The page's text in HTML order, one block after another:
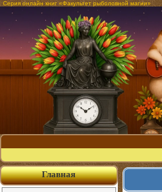
Серия онлайн книг «Факультет рыболовной магии»
Главная